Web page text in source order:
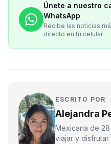
Únete a nuestro
WhatsApp
Recibe las noticias
directo en tu celular
ESCRITO POR
Alejandra
Mexicana de 28
viajar y disfrutar